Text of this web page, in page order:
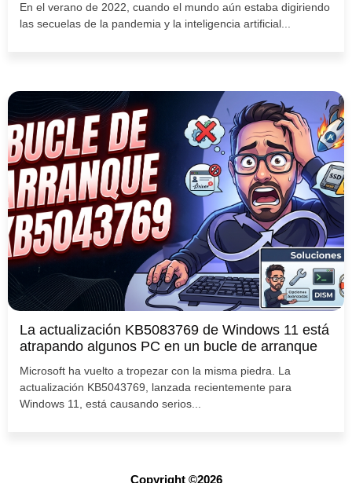
En el verano de 2022, cuando el mundo aún estaba digiriendo
las secuelas de la pandemia y la inteligencia artificial...
La actualización KB5083769 de Windows 11 está
atrapando algunos PC en un bucle de arranque
Microsoft ha vuelto a tropezar con la misma piedra. La
actualización KB5043769, lanzada recientemente para
Windows 11, está causando serios...
Copyright ©2026